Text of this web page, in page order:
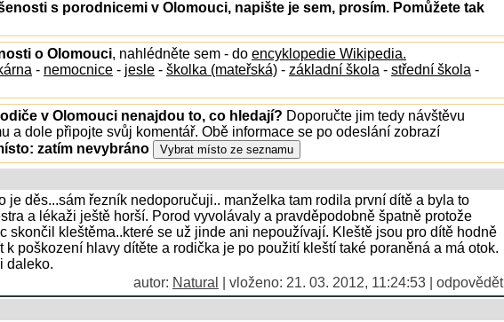
s porodnicemi v Olomouci, napište je sem, prosím. Pomůžete tak
o Olomouci, nahlédněte sem - do encyklopedie Wikipedia.
- nemocnice - jesle - školka (mateřská) - základní škola - střední škola -
v Olomouci nenajdou to, co hledají? Doporučte jim tedy návštěvu
a dole připojte svůj komentář. Obě informace se po odeslání zobrazí
zatím nevybráno
je děs...sám řezník nedoporučuji.. manželka tam rodila první dítě a byla to
a lékaži ještě horší. Porod vyvolávaly a pravděpodobně špatně protože
skončil kleštěma..které se už jinde ani nepoužívají. Kleště jsou pro dítě hodně
k poškození hlavy dítěte a rodička je po použití kleští také poraněná a má otok.
daleko.
autor: Natural | vloženo: 21. 03. 2012, 11:24:53 | odpovědět